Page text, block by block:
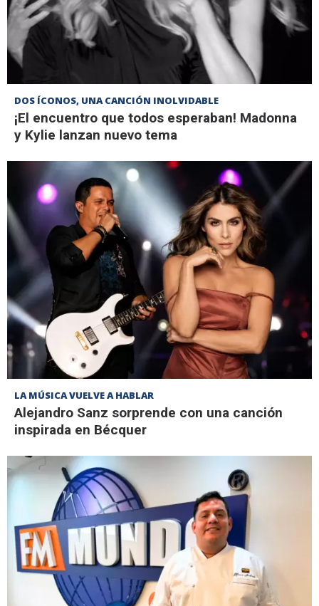
DOS ÍCONOS, UNA CANCIÓN INOLVIDABLE
¡El encuentro que todos esperaban! Madonna
y Kylie lanzan nuevo tema
LA MÚSICA VUELVE A HABLAR
Alejandro Sanz sorprende con una canción
inspirada en Bécquer